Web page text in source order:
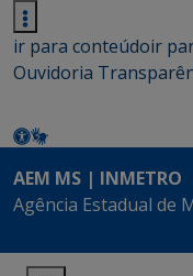
ir para conteúdoir
Ouvidoria
AEM MS | INMETRO
Agência Estadual de